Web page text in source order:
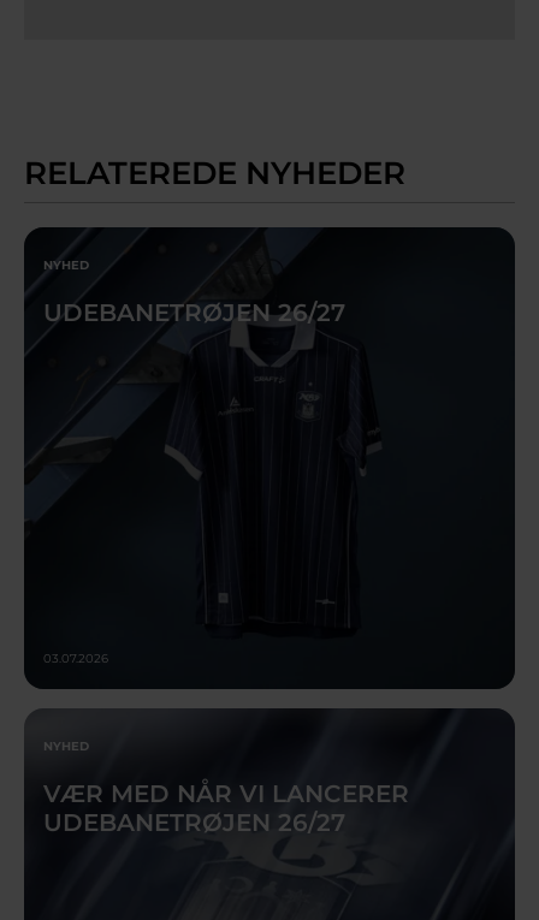
RELATEREDE NYHEDER
NYHED
UDEBANETRØJEN 26/27
03.07.2026
NYHED
VÆR MED NÅR VI LANCERER
UDEBANETRØJEN 26/27